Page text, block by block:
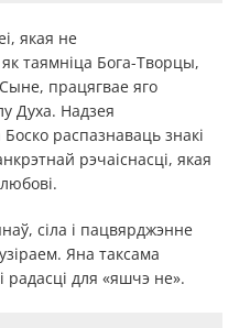
якая не
як таямніца Бога-Творцы,
працягвае яго
Духа. Надзея
распазнаваць знакі
рэчаіснасці, якая
сіла і пацвярджэнне
Яна таксама
радасці для «яшчэ не».